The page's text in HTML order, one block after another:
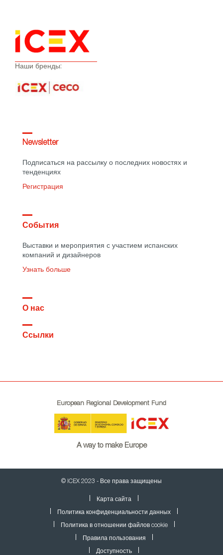
Наши бренды:
Newsletter
Подписаться на рассылку о последних новостях и
тенденциях
Регистрация
События
Выставки и мероприятия с участием испанских
компаний и дизайнеров
Узнать больше
О нас
Ссылки
European Regional Development Fund
A way to make Europe
© ICEX 2023 - Все права защищены
Карта сайта
Политика конфиденциальности данных
Политика в отношении файлов cookie
Правила пользования
Доступность